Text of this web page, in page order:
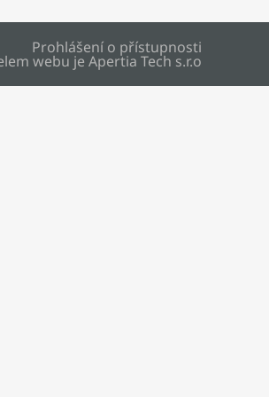
Prohlášení o přístupnosti
webu jeApertia Tech s.r.o